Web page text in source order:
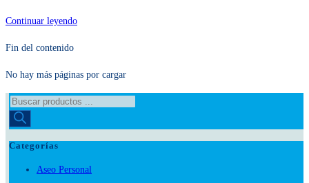
Panetón
y
de
San
No hay más páginas por cargar
Búsqueda
productos
Categorías